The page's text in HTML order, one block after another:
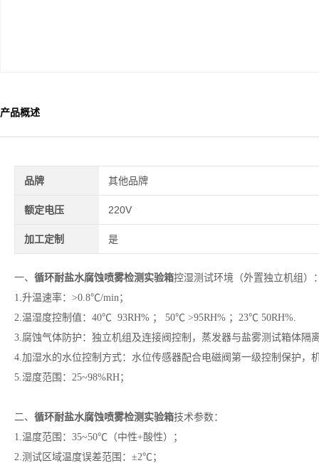
产品概述
品牌 其他品牌
额定电压 220V
加工定制 是
一、 循环耐盐水腐蚀喷雾检测实验箱控湿测试环境（外置独立机组）
1.升温速率：>0.8℃/min；
2.温湿度控制值：40℃ 93RH% ； 50℃ >95RH% ；23℃ 50RH%.
3.腐蚀气体防护：独立机组及连接阀控制，蒸发器与盐雾测试箱体隔
4.加湿水的水位控制方式：水位传感器配合电磁阀第一级控制保护，
5.湿度范围：25~98%RH；
二、 循环耐盐水腐蚀喷雾检测实验箱技术参数：
1.温度范围：35~50℃（中性+酸性）；
2.测试区域温度误差范围：±2℃；